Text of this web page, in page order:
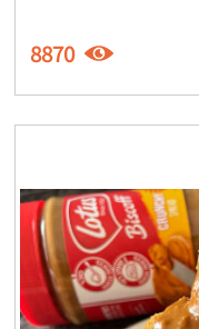
8870